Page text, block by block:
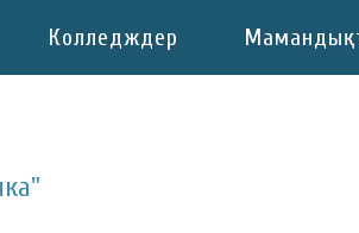
Колледждер